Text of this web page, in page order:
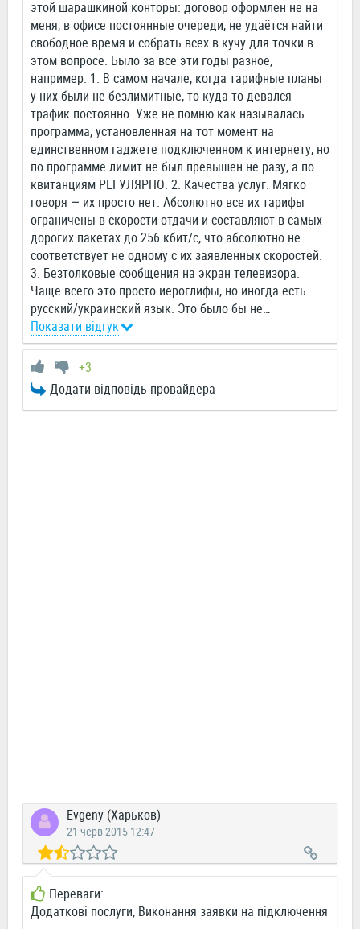
этой шарашкиной конторы: договор оформлен не на
меня, в офисе постоянные очереди, не удаётся найти
свободное время и собрать всех в кучу для точки в
этом вопросе. Было за все эти годы разное,
например: 1. В самом начале, когда тарифные планы
у них были не безлимитные, то куда то девался
трафик постоянно. Уже не помню как называлась
программа, установленная на тот момент на
единственном гаджете подключенном к интернету, но
по программе лимит не был превышен не разу, а по
квитанциям РЕГУЛЯРНО. 2. Качества услуг. Мягко
говоря — их просто нет. Абсолютно все их тарифы
ограничены в скорости отдачи и составляют в самых
дорогих пакетах до 256 кбит/с, что абсолютно не
соответствует не одному с их заявленных скоростей.
3. Безтолковые сообщения на экран телевизора.
Чаще всего это просто иероглифы, но иногда есть
русский/украинский язык. Это было бы не…
Показати відгук
+3
Додати відповідь провайдера
Evgeny (Харьков)
21 черв 2015 12:47
Переваги:
Додаткові послуги, Виконання заявки на підключення